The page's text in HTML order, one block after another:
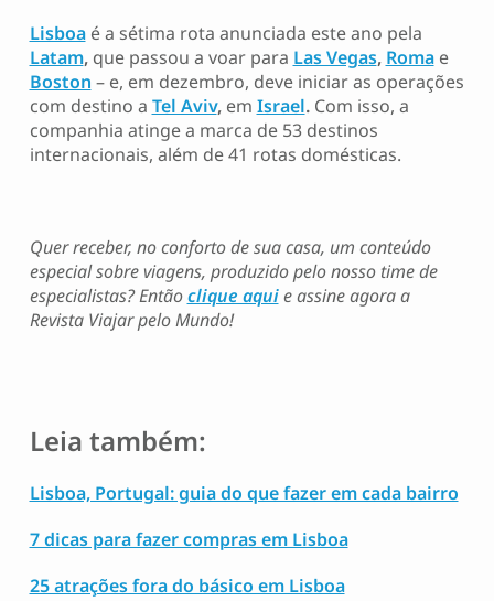
Lisboaé a sétima rota anunciada este ano pela
Latam,que passou a voar para Las Vegas, Romae
Boston – e, em dezembro, deve iniciar as operações
com destino a Tel Aviv,em Israel.Com isso, a
companhia atinge a marca de 53 destinos
internacionais, além de 41 rotas domésticas.
Quer receber, no conforto de sua casa, um conteúdo
especial sobre viagens, produzido pelo nosso time de
especialistas? Entãoclique aquie assine agora a
Revista Viajar pelo Mundo!
Leia também:
Lisboa, Portugal: guia do que fazer em cada bairro
7 dicas para fazer compras em Lisboa
25 atrações fora do básico em Lisboa